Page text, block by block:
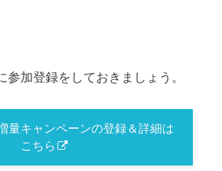
参加登録をしておきましょう。
量キャンペーンの登録＆詳細は
こちら